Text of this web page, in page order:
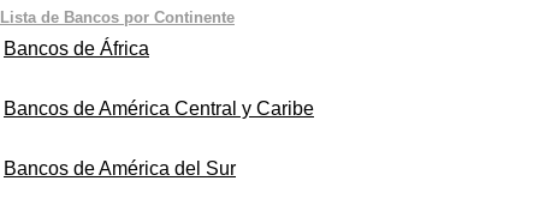
Lista de Bancos por Continente
Bancos de África
Bancos de América Central y Caribe
Bancos de América del Sur